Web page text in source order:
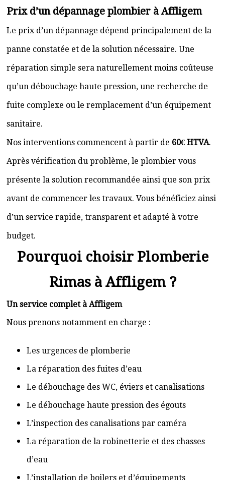
Prix d’un dépannage plombier à Affligem
Le prix d’un dépannage dépend principalement de la
panne constatée et de la solution nécessaire. Une
réparation simple sera naturellement moins coûteuse
qu’un débouchage haute pression, une recherche de
fuite complexe ou le remplacement d’un équipement
sanitaire.
Nos interventions commencent à partir de 60€ HTVA.
Après vérification du problème, le plombier vous
présente la solution recommandée ainsi que son prix
avant de commencer les travaux. Vous bénéficiez ainsi
d’un service rapide, transparent et adapté à votre
budget.
Pourquoi choisir Plomberie
Rimas à Affligem ?
Un service complet à Affligem
Nous prenons notamment en charge :
Les urgences de plomberie
La réparation des fuites d’eau
Le débouchage des WC, éviers et canalisations
Le débouchage haute pression des égouts
L’inspection des canalisations par caméra
La réparation de la robinetterie et des chasses
d’eau
L’installation de boilers et d’équipements